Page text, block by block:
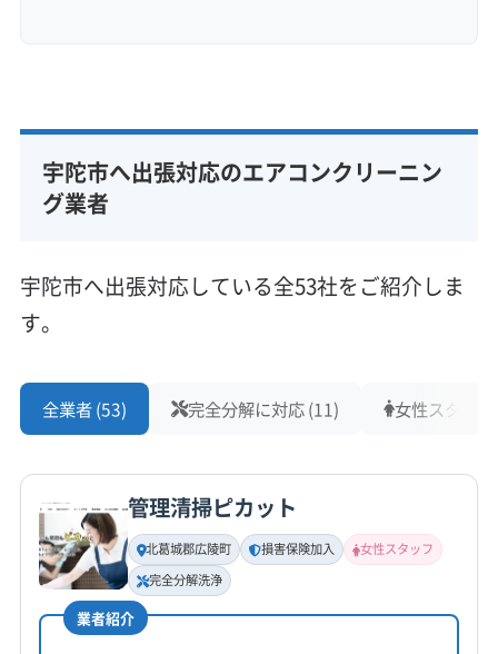
宇陀市へ出張対応のエアコンクリーニン
グ業者
宇陀市へ出張対応している全53社をご紹介しま
す。
全業者 (53) 完全分解に対応 (11) 女性スタッ
管理清掃ピカット
北葛城郡広陵町 損害保険加入
女性スタッフ
完全分解洗浄
業者紹介